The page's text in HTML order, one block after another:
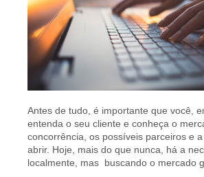
Antes de tudo, é importante que você,
entenda o seu cliente e conheça o
concorrência, os possíveis parceiros e
abrir. Hoje, mais do que nunca, há a
localmente, mas buscando o mercado